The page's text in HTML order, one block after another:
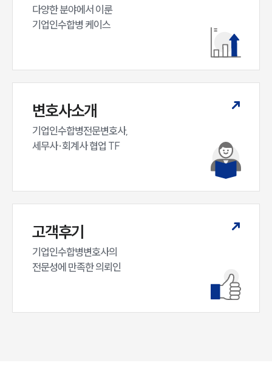
인재채용
다양한 분야에서 이룬
기업인수합병 케이스
변호사소개
기업인수합병전문변호사,
세무사·회계사 협업 TF
고객후기
기업인수합병변호사의
전문성에 만족한 의뢰인